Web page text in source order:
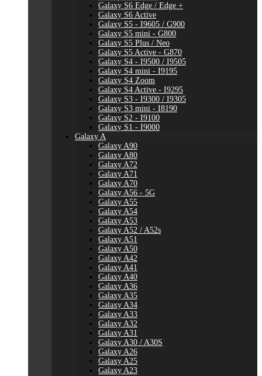
Galaxy S6 Edge / Edge +
Galaxy S6 Active
Galaxy S5 - I9605 / G900
Galaxy S5 mini - G800
Galaxy S5 Plus / Neo
Galaxy S5 Active - G870
Galaxy S4 - I9500 / I9505
Galaxy S4 mini - I9195
Galaxy S4 Zoom
Galaxy S4 Active - I9295
Galaxy S3 - I9300 / I9305
Galaxy S3 mini - I8190
Galaxy S2 - I9100
Galaxy S1 - I9000
Galaxy A
Galaxy A90
Galaxy A80
Galaxy A72
Galaxy A71
Galaxy A70
Galaxy A56 - 5G
Galaxy A55
Galaxy A54
Galaxy A53
Galaxy A52 / A52s
Galaxy A51
Galaxy A50
Galaxy A42
Galaxy A41
Galaxy A40
Galaxy A36
Galaxy A35
Galaxy A34
Galaxy A33
Galaxy A32
Galaxy A31
Galaxy A30 / A30S
Galaxy A26
Galaxy A25
Galaxy A23